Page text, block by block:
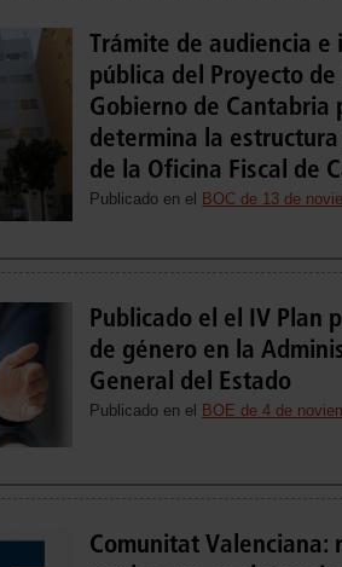
Trámite de audiencia e
pública del Proyecto
Gobierno de Cantabria
determina la
de la Oficina Fiscal de
Publicado en el BOC de 13 de
Publicado el el IV Plan
de género en la
General del Estado
Publicado en el BOE de 4 de
Comunitat Valenciana: